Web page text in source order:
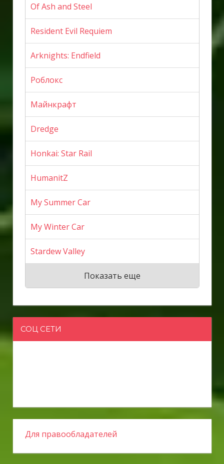
Of Ash and Steel
Resident Evil Requiem
Arknights: Endfield
Роблокс
Майнкрафт
Dredge
Honkai: Star Rail
HumanitZ
My Summer Car
My Winter Car
Stardew Valley
Показать еще
СОЦ СЕТИ
Для правообладателей